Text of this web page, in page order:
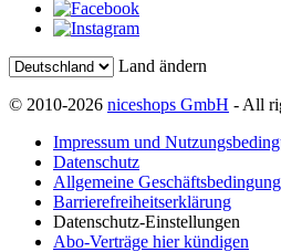
Land ändern
© 2010-2026 niceshops GmbH - All
Impressum und
Datenschutz
Allgemeine
Barrierefreiheitserklärung
Datenschutz-Einstellungen
Abo-Verträge hier kündigen